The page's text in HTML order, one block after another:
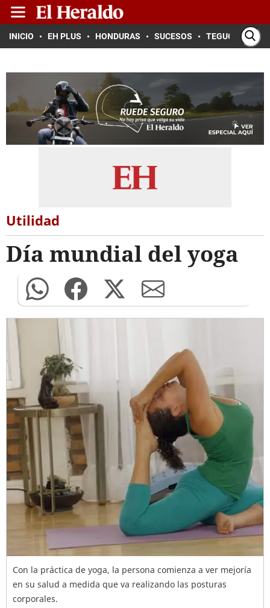
INICIO EH PLUS HONDURAS SUCESOS TEGUCIGALPA
Utilidad
Día mundial del yoga
Con la práctica de yoga, la persona comienza a ver mejoría
en su salud a medida que va realizando las posturas
corporales.